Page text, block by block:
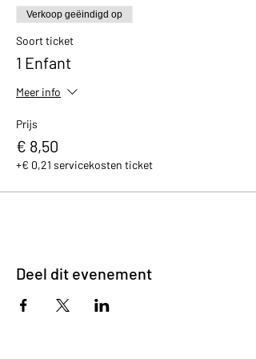
Verkoop geëindigd op
Soort ticket
1 Enfant
Meer info
Prijs
€ 8,50
+€ 0,21 servicekosten ticket
Deel dit evenement